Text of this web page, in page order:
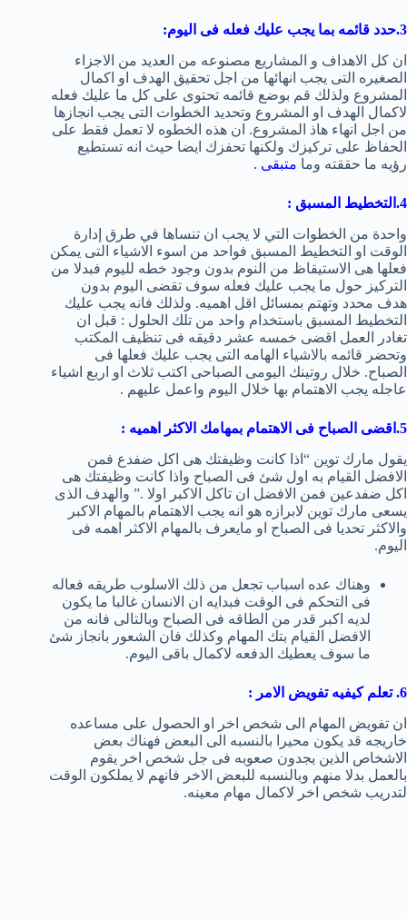
3.حدد قائمه بما يجب عليك فعله فى اليوم:
ان كل الاهداف و المشاريع مصنوعه من العديد من الاجزاء
الصغيره التى يجب انهائها من اجل تحقيق الهدف او اكمال
المشروع ولذلك قم بوضع قائمه تحتوى على كل ما عليك فعله
لاكمال الهدف او المشروع وتحديد الخطوات التى يجب انجازها
من اجل انهاء هاذ المشروع. ان هذه الخطوه لا تعمل فقط على
الحفاظ على تركيزك ولكنها تحفزك ايضا حيث انه تستطيع
رؤيه ما حققته وما متبقى .
4.التخطيط المسبق :
واحدة من الخطوات التي لا يجب ان تنساها في طرق إدارة
الوقت او التخطيط المسبق فواحد من اسوء الاشياء التى يمكن
فعلها هى الاستيقاظ من النوم بدون وجود خطه لليوم فبدلا من
التركيز حول ما يجب عليك فعله سوف تقضى اليوم بدون
هدف محدد وتهتم بمسائل اقل اهميه. ولذلك فانه يجب عليك
التخطيط المسبق باستخدام واحد من تلك الحلول : قبل ان
تغادر العمل اقضى خمسه عشر دقيقه فى تنظيف المكتب
وتحضر قائمه بالاشياء الهامه التى يجب عليك فعلها فى
الصباح. خلال روتينك اليومى الصباحى اكتب ثلاث او اربع اشياء
عاجله يجب الاهتمام بها خلال اليوم واعمل عليهم .
5.اقضى الصباح فى الاهتمام بمهامك الاكثر اهميه :
يقول مارك توين “اذا كانت وظيفتك هى اكل ضفدع فمن
الافضل القيام به اول شئ فى الصباح واذا كانت وظيفتك هى
اكل ضفدعين فمن الافضل ان تاكل الاكبر اولا .” والهدف الذى
يسعى مارك توين لابرازه هو انه يجب الاهتمام بالمهام الاكبر
والاكثر تحديا فى الصباح او مايعرف بالمهام الاكثر اهمه فى
اليوم.
وهناك عده اسباب تجعل من ذلك الاسلوب طريقه فعاله
فى التحكم فى الوقت فبدايه ان الانسان غالبا ما يكون
لديه اكبر قدر من الطاقه فى الصباح وبالتالى فانه من
الافضل القيام بتك المهام وكذلك فان الشعور بانجاز شئ
ما سوف يعطيك الدفعه لاكمال باقى اليوم.
6. تعلم كيفيه تفويض الامر :
ان تفويض المهام الى شخص اخر او الحصول على مساعده
خاريجه قد يكون محيرا بالنسبه الى البعض فهناك بعض
الاشخاص الذين يجدون صعوبه فى جل شخص اخر يقوم
بالعمل بدلا منهم وبالنسبه للبعض الاخر فانهم لا يملكون الوقت
لتدريب شخص اخر لاكمال مهام معينه.